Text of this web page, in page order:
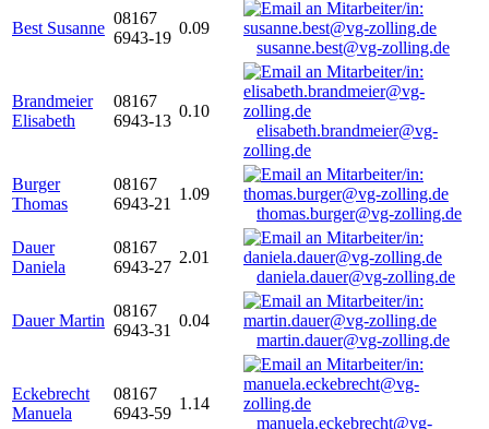
Best Susanne
08167
6943-19
0.09
susanne.best@vg-zolling.de
Brandmeier
Elisabeth
08167
6943-13
0.10
elisabeth.brandmeier@vg-
zolling.de
Burger
Thomas
08167
6943-21
1.09
thomas.burger@vg-zolling.de
Dauer
Daniela
08167
6943-27
2.01
daniela.dauer@vg-zolling.de
Dauer Martin
08167
6943-31
0.04
martin.dauer@vg-zolling.de
Eckebrecht
Manuela
08167
6943-59
1.14
manuela.eckebrecht@vg-